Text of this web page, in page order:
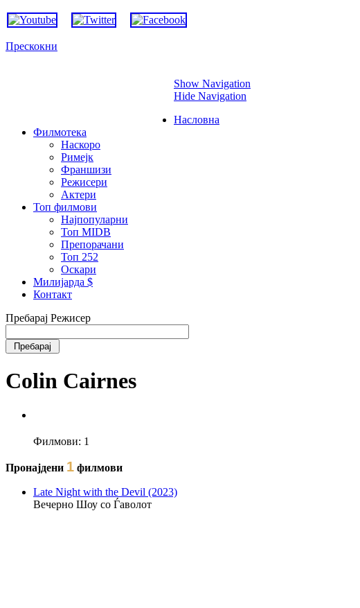
Прескокни
Show Navigation
Hide Navigation
Насловна
Филмотека
Наскоро
Римејк
Франшизи
Режисери
Актери
Топ филмови
Најпопуларни
Топ MIDB
Препорачани
Топ 252
Оскари
Милијарда $
Контакт
Пребарај Режисер
Colin Cairnes
Филмови: 1
Пронајдени 1 филмови
Late Night with the Devil (2023)
Вечерно Шоу со Ѓаволот